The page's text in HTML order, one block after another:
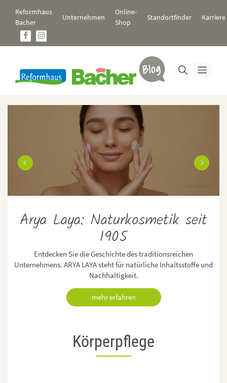
Inhalt
springen
Reformhaus
Bacher
Unternehmen
Online-
Shop
Standortfinder Karriere
Menü
AdobeStock
Arya Laya: Naturkosmetik seit
1905
Entdecken Sie die Geschichte des traditionsreichen
Unternehmens. ARYA LAYA steht für natürliche Inhaltsstoffe und
Nachhaltigkeit.
mehr erfahren
Körperpflege